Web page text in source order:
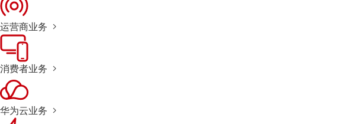
运营商业务
消费者业务
华为云业务